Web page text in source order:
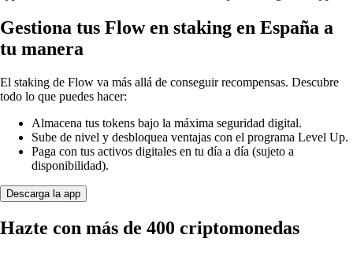
Gestiona tus Flow en staking en España a
tu manera
El staking de Flow va más allá de conseguir recompensas. Descubre
todo lo que puedes hacer:
Almacena tus tokens bajo la máxima seguridad digital.
Sube de nivel y desbloquea ventajas con el programa Level Up.
Paga con tus activos digitales en tu día a día (sujeto a
disponibilidad).
Descarga la app
Hazte con más de 400 criptomonedas